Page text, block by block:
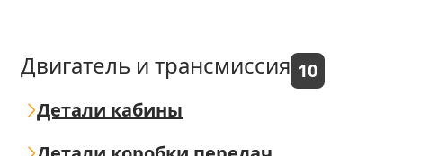
Двигатель и трансмиссия 10
Детали кабины